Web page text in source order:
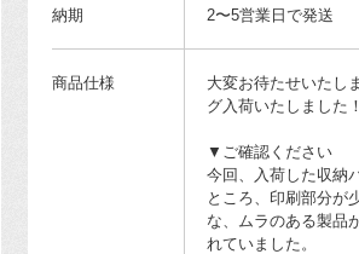
納期 2〜5営業日で発送
商品仕様
大変お待たせいたし
グ入荷いたしました！
▼ご確認ください
今回、入荷した収納
ところ、印刷部分が
な、ムラのある製品
れていました。